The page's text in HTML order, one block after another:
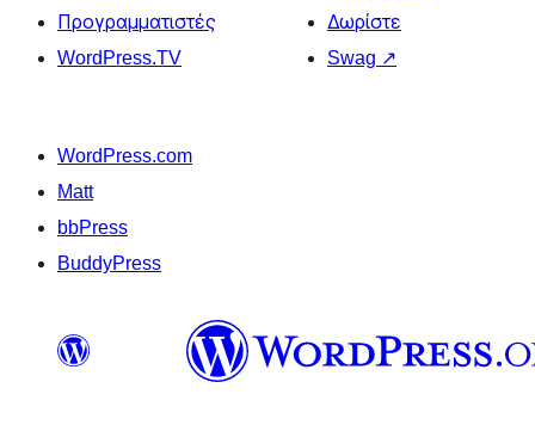
Προγραμματιστές
WordPress.TV
Δωρίστε
Swag ↗
WordPress.com
Matt
bbPress
BuddyPress